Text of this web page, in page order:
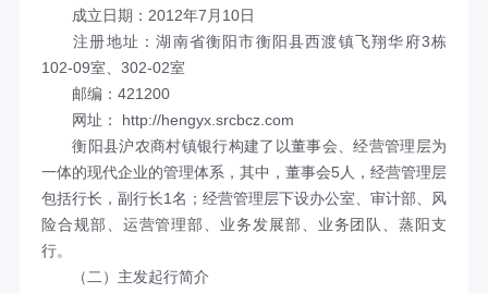
成立日期：2012年7月10日
注册地址：湖南省衡阳市衡阳县西渡镇飞翔华府3栋
102-09室、302-02室
邮编：421200
网址： http://hengyx.srcbcz.com
衡阳县沪农商村镇银行构建了以董事会、经营管理层为
一体的现代企业的管理体系，其中，董事会5人 ， 经营管理层
包括行长，副行长1名；经营管理层下设办公室、审计部、风
险合规部、运营管理部、业务发展部、业务团队、蒸阳支
行。
（二）主发起行简介